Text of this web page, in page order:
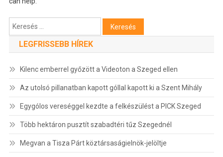
Keresés:
LEGFRISSEBB HÍREK
Kilenc emberrel győzött a Videoton a Szeged ellen
Az utolsó pillanatban kapott góllal kapott ki a Szent Mihály
Egygólos vereséggel kezdte a felkészülést a PICK Szeged
Több hektáron pusztít szabadtéri tűz Szegednél
Megvan a Tisza Párt köztársaságielnök-jelöltje